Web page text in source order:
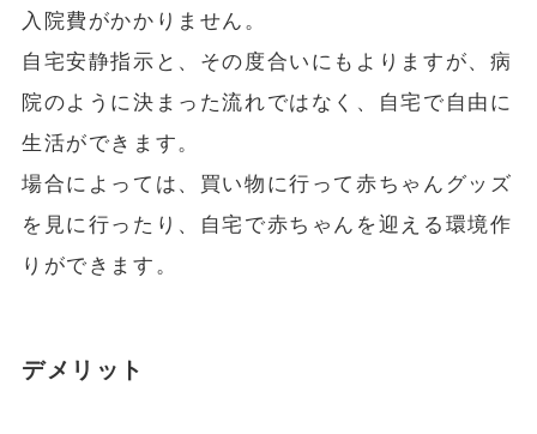
入院費がかかりません。
自宅安静指示と、その度合いにもよりますが、病
院のように決まった流れではなく、自宅で自由に
生活ができます。
場合によっては、買い物に行って赤ちゃんグッズ
を見に行ったり、自宅で赤ちゃんを迎える環境作
りができます。
デメリット